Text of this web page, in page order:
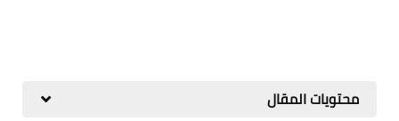
محتويات المقال